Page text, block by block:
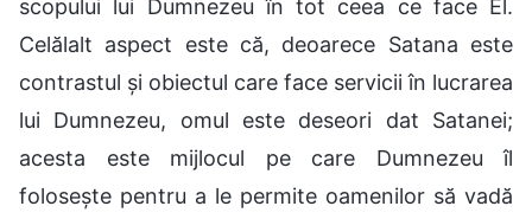
scopului lui Dumnezeu în tot ceea ce face El.
Celălalt aspect este că, deoarece Satana este
contrastul și obiectul care face servicii în lucrarea
lui Dumnezeu, omul este deseori dat Satanei;
acesta este mijlocul pe care Dumnezeu îl
folosește pentru a le permite oamenilor să vadă